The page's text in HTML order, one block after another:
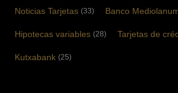
Noticias Tarjetas (33) Banco
Hipotecas variables (28) Tarjetas de
Kutxabank (25)